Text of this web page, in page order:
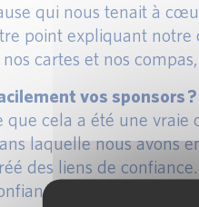
qui nous tenait à
point expliquant notre
cartes et nos
vos sponsors ?
que cela a été une vraie
laquelle nous avons
des liens de
déjà installée, le